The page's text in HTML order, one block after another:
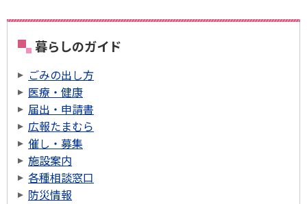
暮らしのガイド
ごみの出し方
医療・健康
届出・申請書
広報たまむら
催し・募集
施設案内
各種相談窓口
防災情報